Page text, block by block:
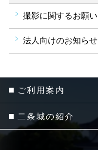
撮影に関するお願い
法人向けのお知らせ
ご利用案内
二条城の紹介